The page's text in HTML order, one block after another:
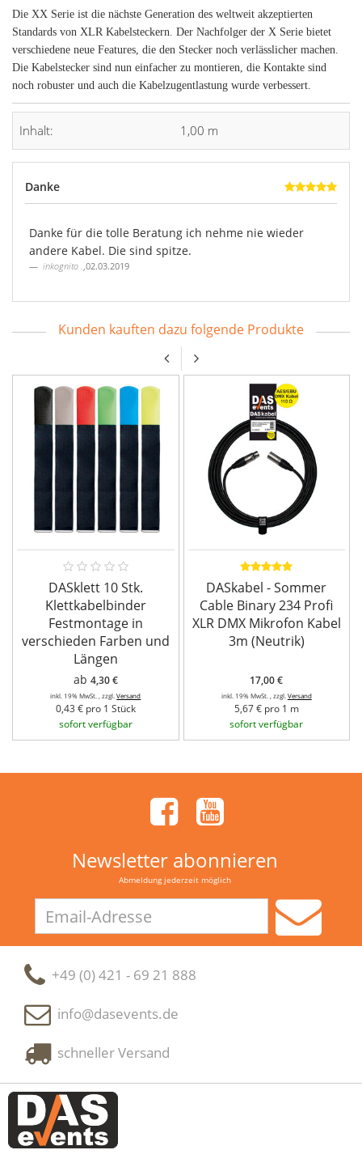
Die XX Serie ist die nächste Generation des weltweit akzeptierten
Standards von XLR Kabelsteckern. Der Nachfolger der X Serie bietet
verschiedene neue Features, die den Stecker noch verlässlicher machen.
Die Kabelstecker sind nun einfacher zu montieren, die Kontakte sind
noch robuster und auch die Kabelzugentlastung wurde verbessert.
Inhalt: 1,00 m
Danke
Danke für die tolle Beratung ich nehme nie wieder
andere Kabel. Die sind spitze.
inkognito .,02.03.2019
Kunden kauften dazu folgende Produkte
DASklett 10 Stk.
Klettkabelbinder
Festmontage in
verschieden Farben und
Längen
ab 4,30 €
inkl. 19% MwSt. , zzgl.Versand
0,43 € pro 1 Stück
sofort verfügbar
DASkabel - Sommer
Cable Binary 234 Profi
XLR DMX Mikrofon Kabel
3m (Neutrik)
17,00 €
inkl. 19% MwSt. , zzgl. Versand
5,67 € pro 1 m
sofort verfügbar
Newsletter abonnieren
Abmeldung jederzeit möglich
Adresse
+49 (0) 421 - 69 21 888
info@dasevents.de
schneller Versand